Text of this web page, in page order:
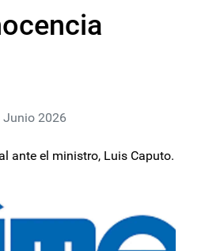
Junio 2026
ante el ministro, Luis Caputo.